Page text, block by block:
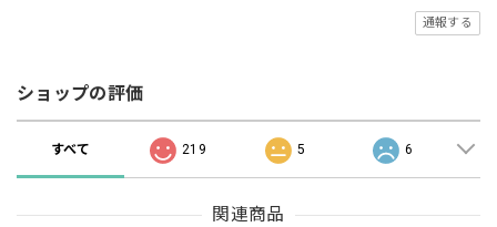
通報する
ショップの評価
すべて 219 5 6
関連商品